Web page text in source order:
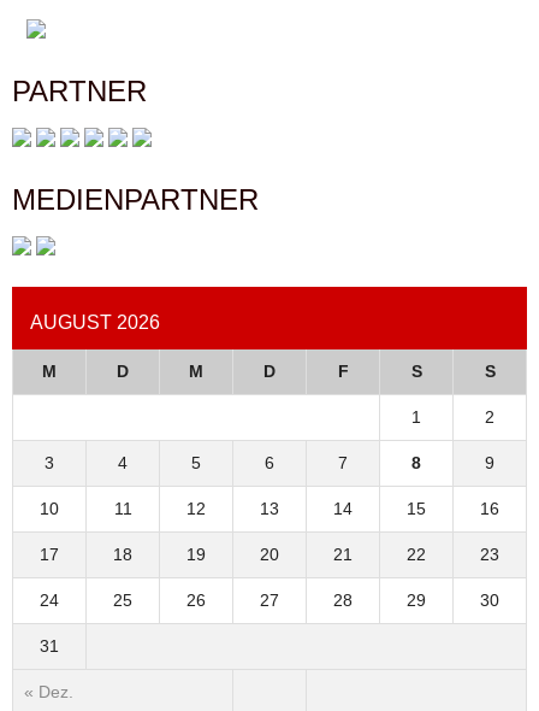
PARTNER
MEDIENPARTNER
AUGUST 2026
M D M D F S S
« Dez.
1 2
3 4 5 6 7 8 9
10 11 12 13 14 15 16
17 18 19 20 21 22 23
24 25 26 27 28 29 30
31